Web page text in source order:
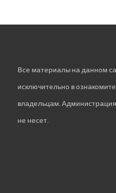
Все материалы на данном
исключительно в
владельцам.
не несет.